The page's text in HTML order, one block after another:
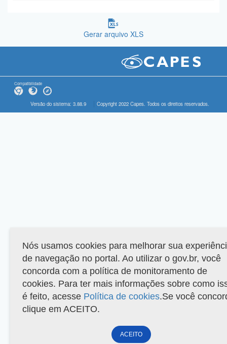
Gerar arquivo XLS
Compatibilidade
Versão do sistema: 3.88.9 Copyright 2022 Capes. Todos os direitos reservados.
Nós usamos cookies para melhorar sua
de navegação no portal. Ao utilizar o gov.br, você
concorda com a política de monitoramento de
cookies. Para ter mais informações sobre como
é feito, acesse Política de cookies.Se você
clique em ACEITO.
ACEITO